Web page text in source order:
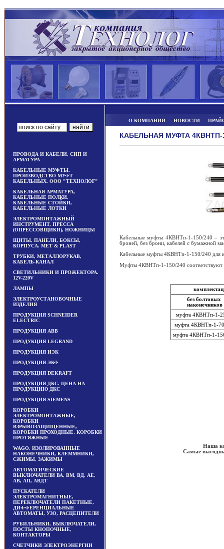
ПРОВОДА И КАБЕЛИ. СИП И
АРМАТУРА
КАБЕЛЬНЫЕ МУФТЫ.
ПРОИЗВОДСТВО МУФТ
КАБЕЛЬНЫХ. ООО "ТЕХНОЛОГ"
КАБЕЛЬНАЯ АРМАТУРА,
КАБЕЛЬНЫЕ ПОЛКИ,
КАБЕЛЬНЫЕ СТОЙКИ,
КАБЕЛЬНЫЕ ЛОТКИ
ЭЛЕКТРОМОНТАЖНЫЙ
ИНСТРУМЕНТ, ПРЕССА
(ОПРЕССОВЩИКИ), НОЖНИЦЫ
ЩИТЫ, ПАНЕЛИ, БОКСЫ,
КОРПУСА. MET & PLAST
ТРУБКИ, МЕТАЛЛОРУКАВ,
КАБЕЛЬ-КАНАЛ
СВЕТИЛЬНИКИ И ПРОЖЕКТОРА.
12V-220V
ЛАМПЫ
ЭЛЕКТРОУСТАНОВОЧНЫЕ
ИЗДЕЛИЯ
ПРОДУКЦИЯ SCHNEIDER
ELECTRIC
ПРОДУКЦИЯ ABB
ПРОДУКЦИЯ LEGRAND
ПРОДУКЦИЯ ИЭК
ПРОДУКЦИЯ ЭКФ
ПРОДУКЦИЯ DEKRAFT
ПРОДУКЦИЯ ДКС. ЦЕНА НА
ПРОДУКЦИЮ ДКС
ПРОДУКЦИЯ SIEMENS
КОРОБКИ
ЭЛЕКТРОМОНТАЖНЫЕ,
КОРОБКИ
ВЗРЫВОЗАЩИЩЕННЫЕ,
КОРОБКИ ПРОХОДНЫЕ, КОРОБКИ
ПРОТЯЖНЫЕ
WAGO, ИЗОЛИРОВАННЫЕ
НАКОНЕЧНИКИ, КЛЕММНИКИ,
СЖИМЫ, ЗАЖИМЫ
АВТОМАТИЧЕСКИЕ
ВЫКЛЮЧАТЕЛИ ВА, ВМ, ВД, АЕ,
АВ, АП, АВДТ
ПУСКАТЕЛИ
ЭЛЕКТРОМАГНИТНЫЕ,
ПЕРЕКЛЮЧАТЕЛИ ПАКЕТНЫЕ,
ДИФФЕРЕНЦИАЛЬНЫЕ
АВТОМАТЫ, УЗО, РАСЦЕПИТЕЛИ
РУБИЛЬНИКИ, ВЫКЛЮЧАТЕЛИ,
ПОСТЫ КНОПОЧНЫЕ,
КОНТАКТОРЫ
СЧЕТЧИКИ ЭЛЕКТРОЭНЕРГИИ
О КОМПАНИИ НОВОСТИ
КАБЕЛЬНАЯ МУФТА 4КВНТП-
Кабельные муфты 4КВНТп-1-150/240 –
броней, без брони, кабелей с бумажной
Кабельные муфты 4КВНТп-1-150/240
Муфты 4КВНТп-1-150/240
без болтовых
наконечников
муфта 4КВНТп-1-
муфта 4КВНТп-1-
муфта 4КВНТп-1-
Наша
Самые